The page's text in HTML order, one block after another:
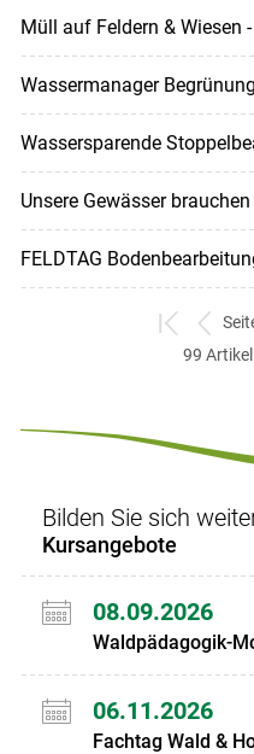
Müll auf Feldern & Wiesen
Wassermanager Begrünung
Wassersparende
Unsere Gewässer
FELDTAG
zum
ersten
zurück
zum
99
Bilden Sie sich
Kursangebote
08.09.2026
Waldpädagogik-
06.11.2026
Fachtag Wald &